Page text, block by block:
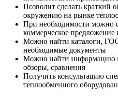
Позволит сделать краткий
окружению на рынке
При необходимости можно
коммерческое
Можно найти каталоги,
необходимые документы
Можно найти информацию
обзоры, сравнения
Получить консультацию
теплообменного